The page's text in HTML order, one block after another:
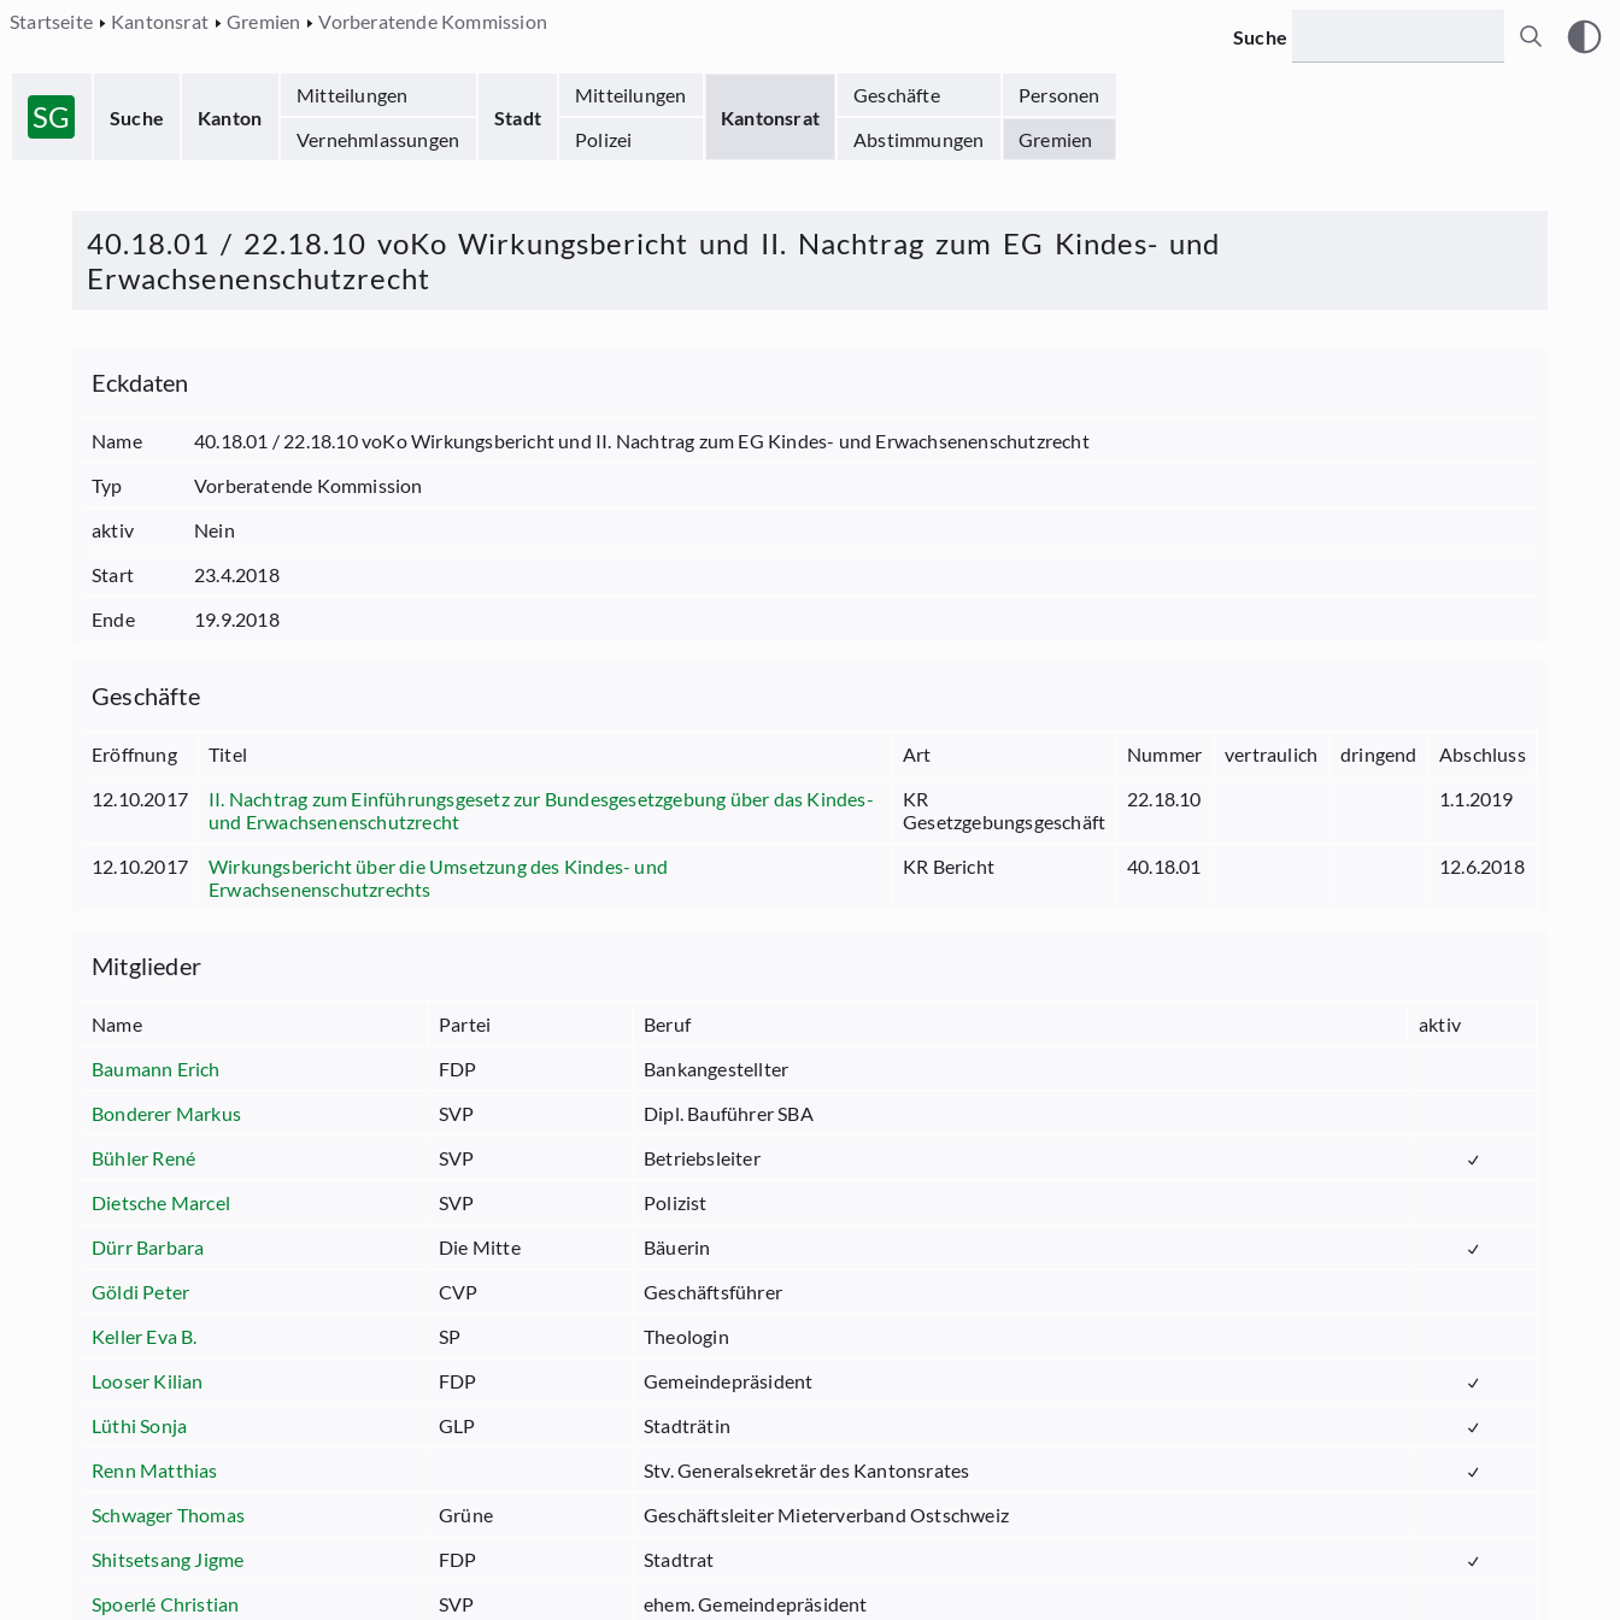
Startseite Kantonsrat Gremien Vorberatende Kommission
SG Suche Kanton
Mitteilungen
Stadt
Mitteilungen
Kantonsrat
Geschäfte
Personen
Vernehmlassungen
Polizei Abstimmungen Gremien
Suche
40.18.01 / 22.18.10 voKo Wirkungsbericht und II. Nachtrag zum EG Kindes- und
Erwachsenenschutzrecht
Eckdaten
Name
40.18.01 / 22.18.10 voKo Wirkungsbericht und II. Nachtrag zum EG Kindes- und Erwachsenenschutzrecht
Typ
Vorberatende Kommission
aktiv
Nein
Start
23.4.2018
Ende
19.9.2018
Geschäfte
Eröffnung Titel Art Nummer vertraulich dringend
Abschluss
12.10.2017
II. Nachtrag zum Einführungsgesetz zur Bundesgesetzgebung über das Kindes-
und Erwachsenenschutzrecht
KR
Gesetzgebungsgeschäft
22.18.10 1.1.2019
12.10.2017
Wirkungsbericht über die Umsetzung des Kindes- und
Erwachsenenschutzrechts
KR Bericht 40.18.01 12.6.2018
Mitglieder
Name Partei Beruf
aktiv
Baumann Erich
FDP
Bankangestellter
Bonderer Markus
SVP
Dipl. Bauführer SBA
Bühler René
SVP
Betriebsleiter
Dietsche Marcel
SVP
Polizist
Dürr Barbara
Die Mitte
Bäuerin
Göldi Peter
CVP
Geschäftsführer
Keller Eva B.
SP
Theologin
Looser Kilian
FDP
Gemeindepräsident
Lüthi Sonja
GLP
Stadträtin
Renn Matthias
Stv. Generalsekretär des Kantonsrates
Schwager Thomas
Grüne
Geschäftsleiter Mieterverband Ostschweiz
Shitsetsang Jigme
FDP
Stadtrat
Spoerlé Christian
SVP ehem. Gemeindepräsident